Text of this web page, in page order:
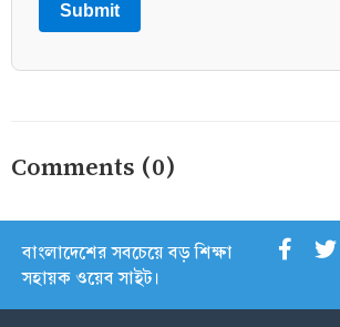
Submit
Comments (0)
বাংলাদেশের সবচেয়ে বড় শিক্ষা
সহায়ক ওয়েব সাইট।